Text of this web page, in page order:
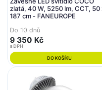
zlatá, 40 W, 5250 lm, CCT, 50
187 cm - FANEUROPE
Do 10 dnů
9 350 Kč
s DPH
DO KOŠÍKU